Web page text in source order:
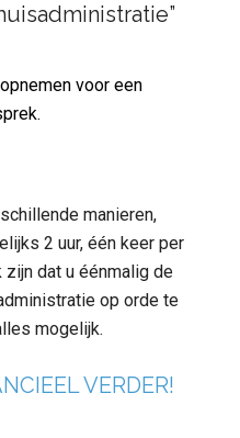
voor een
manieren,
2 uur, één keer per
zijn dat u éénmalig de
op orde te
mogelijk.
VERDER!